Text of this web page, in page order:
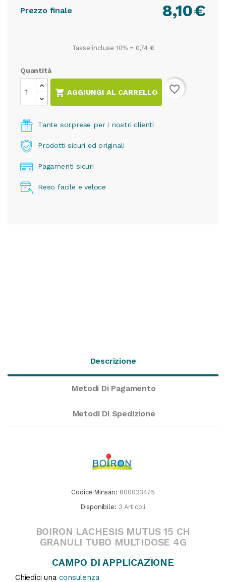
Prezzo finale €
8,10
Tasse incluse 10% = 0,74 €
Quantità
 AGGIUNGI AL CARRELLO favorite_border
Tante sorprese per i nostri clienti
Prodotti sicuri ed originali
Pagamenti sicuri
Reso facile e veloce
Descrizione
Metodi Di Pagamento
Metodi Di Spedizione
Codice Minsan: 800023475
Disponibile: 3 Articoli
BOIRON LACHESIS MUTUS 15 CH
GRANULI TUBO MULTIDOSE 4G
CAMPO DI APPLICAZIONE
Chiedici unaconsulenza